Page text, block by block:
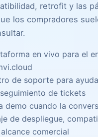
retrofit y las
los compradores
en vivo para el
de soporte para
de tickets
demo cuando la
de despliegue,
comercial